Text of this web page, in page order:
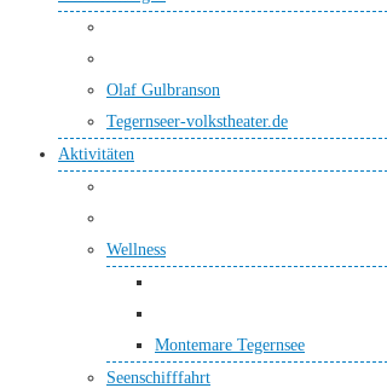
Olaf Gulbranson
Tegernseer-volkstheater.de
Aktivitäten
Wellness
Montemare Tegernsee
Seenschifffahrt